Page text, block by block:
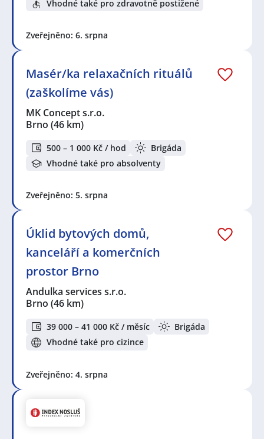
Vhodné také pro zdravotně postižené
Zveřejněno: 6. srpna
Masér/ka relaxačních rituálů
(zaškolíme vás)
MK Concept s.r.o.
Brno (46 km)
500 – 1 000 Kč / hod
Brigáda
Vhodné také pro absolventy
Zveřejněno: 5. srpna
Úklid bytových domů,
kanceláří a komerčních
prostor Brno
Andulka services s.r.o.
Brno (46 km)
39 000 – 41 000 Kč / měsíc
Brigáda
Vhodné také pro cizince
Zveřejněno: 4. srpna